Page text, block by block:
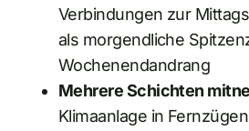
Verbindungen zur
als morgendliche
Wochenendandrang
Mehrere Schichten
Klimaanlage in